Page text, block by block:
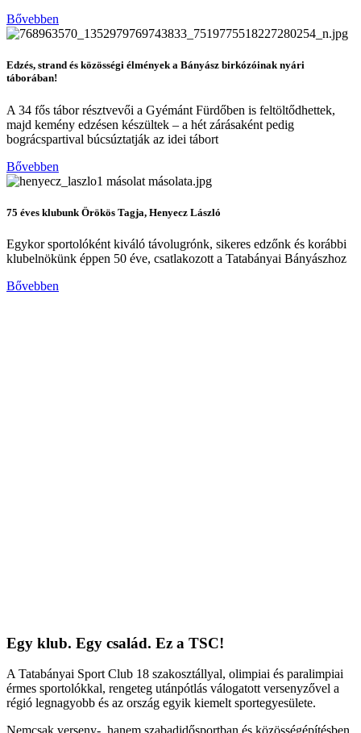
Bővebben
Edzés, strand és közösségi élmények a Bányász birkózóinak nyári
táborában!
A 34 fős tábor résztvevői a Gyémánt Fürdőben is feltöltődhettek,
majd kemény edzésen készültek – a hét zárásaként pedig
bográcspartival búcsúztatják az idei tábort
Bővebben
75 éves klubunk Örökös Tagja, Henyecz László
Egykor sportolóként kiváló távolugrónk, sikeres edzőnk és korábbi
klubelnökünk éppen 50 éve, csatlakozott a Tatabányai Bányászhoz
Bővebben
Egy klub. Egy család. Ez a TSC!
A Tatabányai Sport Club 18 szakosztállyal, olimpiai és paralimpiai
érmes sportolókkal, rengeteg utánpótlás válogatott versenyzővel a
régió legnagyobb és az ország egyik kiemelt sportegyesülete.